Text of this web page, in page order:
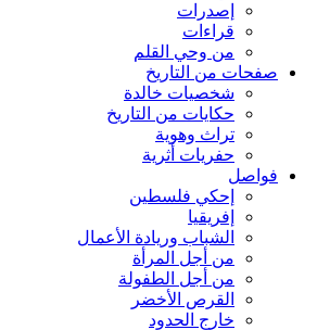
إصدرات
قراءات
من وحي القلم
صفحات من التاريخ
شخصيات خالدة
حكايات من التاريخ
تراث وهوية
حفريات أثرية
فواصل
إحكي فلسطين
إفريقيا
الشباب وريادة الأعمال
من أجل المرأة
من أجل الطفولة
القرص الأخضر
خارج الحدود